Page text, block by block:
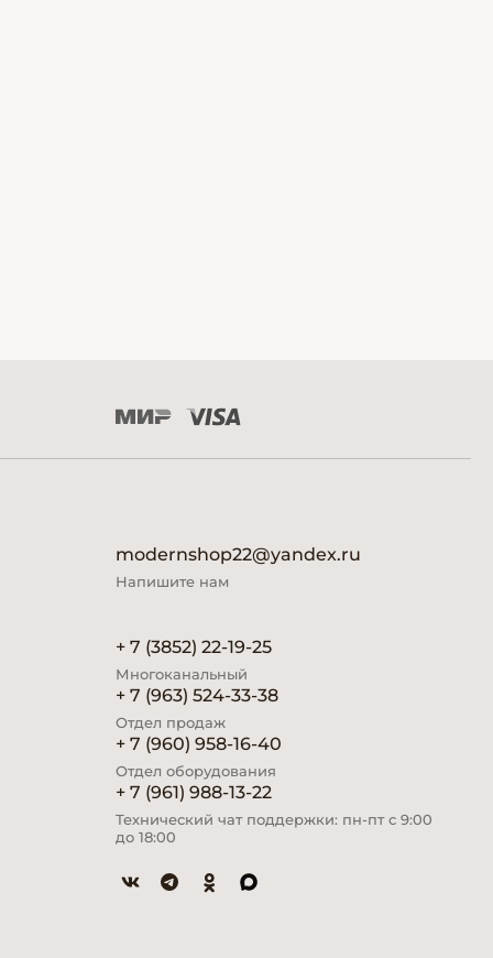
modernshop22@yandex.ru
Напишите нам
+ 7 (3852) 22-19-25
Многоканальный
+ 7 (963) 524-33-38
Отдел продаж
+ 7 (960) 958-16-40
Отдел оборудования
+ 7 (961) 988-13-22
Технический чат поддержки: пн-пт с 9:00
до 18:00